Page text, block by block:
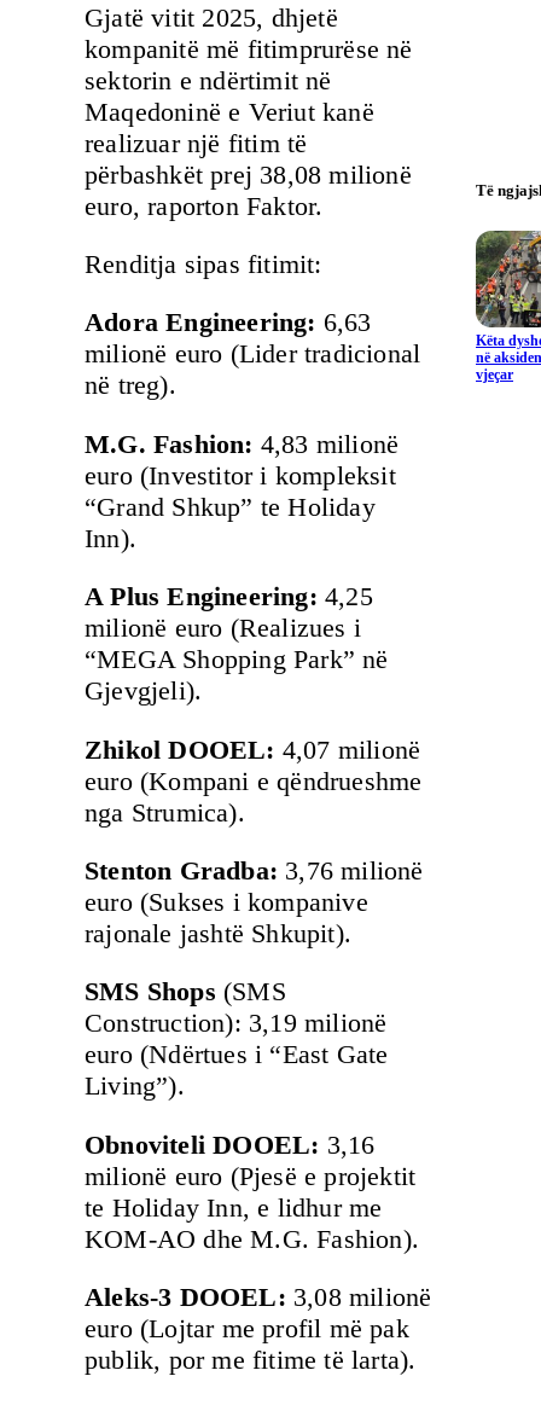
Gjatë vitit 2025, dhjetë
kompanitë më fitimprurëse në
sektorin e ndërtimit në
Maqedoninë e Veriut kanë
realizuar një fitim të
përbashkët prej 38,08 milionë
euro, raporton Faktor.
Renditja sipas fitimit:
Adora Engineering: 6,63
milionë euro (Lider tradicional
në treg).
M.G. Fashion: 4,83 milionë
euro (Investitor i kompleksit
“Grand Shkup” te Holiday
Inn).
A Plus Engineering: 4,25
milionë euro (Realizues i
“MEGA Shopping Park” në
Gjevgjeli).
Zhikol DOOEL: 4,07 milionë
euro (Kompani e qëndrueshme
nga Strumica).
Stenton Gradba: 3,76 milionë
euro (Sukses i kompanive
rajonale jashtë Shkupit).
SMS Shops (SMS
Construction): 3,19 milionë
euro (Ndërtues i “East Gate
Living”).
Obnoviteli DOOEL: 3,16
milionë euro (Pjesë e projektit
te Holiday Inn, e lidhur me
KOM-AO dhe M.G. Fashion).
Aleks-3 DOOEL: 3,08 milionë
euro (Lojtar me profil më pak
publik, por me fitime të larta).
Të
Këta
në
vjeçar